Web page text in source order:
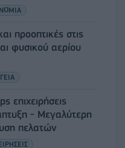
προοπτικές στις
φυσικού αερίου
επιχειρήσεις
- Μεγαλύτερη
πελατών